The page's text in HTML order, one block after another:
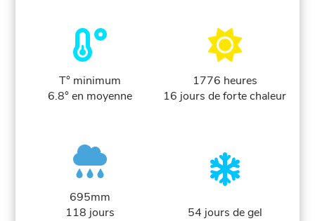
T° minimum
6.8° en moyenne
1776 heures
16 jours de forte chaleur
695mm
118 jours
54 jours de gel